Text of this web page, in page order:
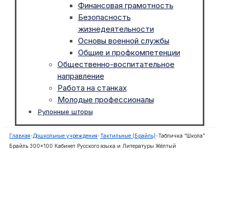
Финансовая грамотность
Безопасность
жизнедеятельности
Основы военной службы
Общие и профкомпетенции
Общественно-воспитательное
направление
Работа на станках
Молодые профессионалы
Рулонные шторы
Главная-Дошкольные учреждения-Тактильные (Брайль)-Табличка “Школа”
Брайль 300×100 Кабинет Русского языка и Литературы Жёлтый